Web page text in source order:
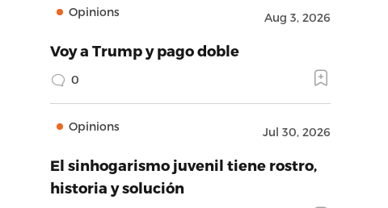
Opinions Aug 3, 2026
Voy a Trump y pago doble
0
Opinions Jul 30, 2026
El sinhogarismo juvenil tiene rostro,
historia y solución